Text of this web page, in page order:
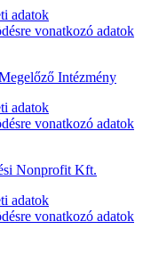
adatok
vonatkozó adatok
Intézmény
adatok
vonatkozó adatok
Nonprofit Kft.
adatok
vonatkozó adatok